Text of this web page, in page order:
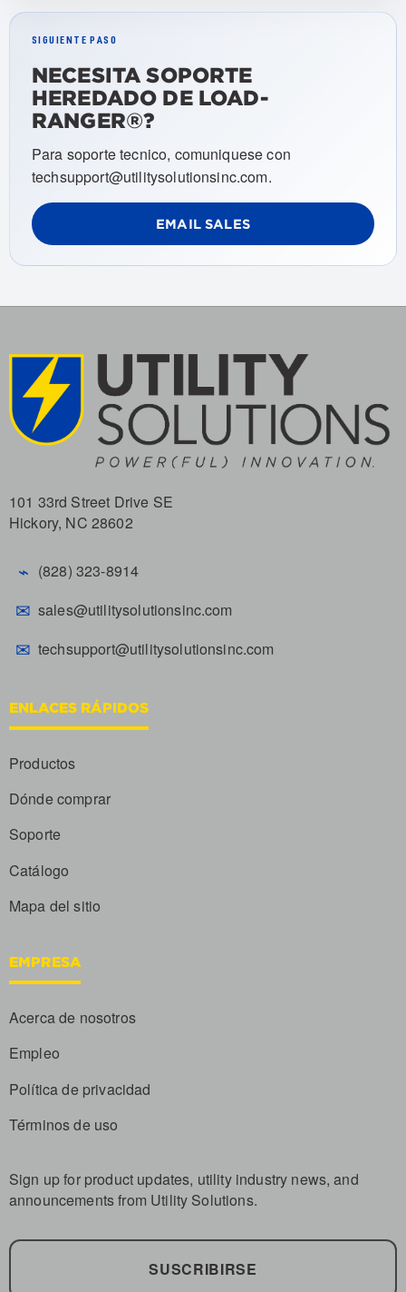
SIGUIENTE PASO
NECESITA SOPORTE
HEREDADO DE LOAD-
RANGER®?
Para soporte tecnico, comuniquese con
techsupport@utilitysolutionsinc.com.
EMAIL SALES
101 33rd Street Drive SE
Hickory, NC 28602
⌁ (828) 323-8914
✉ sales@utilitysolutionsinc.com
✉ techsupport@utilitysolutionsinc.com
ENLACES RÁPIDOS
Productos
Dónde comprar
Soporte
Catálogo
Mapa del sitio
EMPRESA
Acerca de nosotros
Empleo
Política de privacidad
Términos de uso
Sign up for product updates, utility industry news, and
announcements from Utility Solutions.
SUSCRIBIRSE